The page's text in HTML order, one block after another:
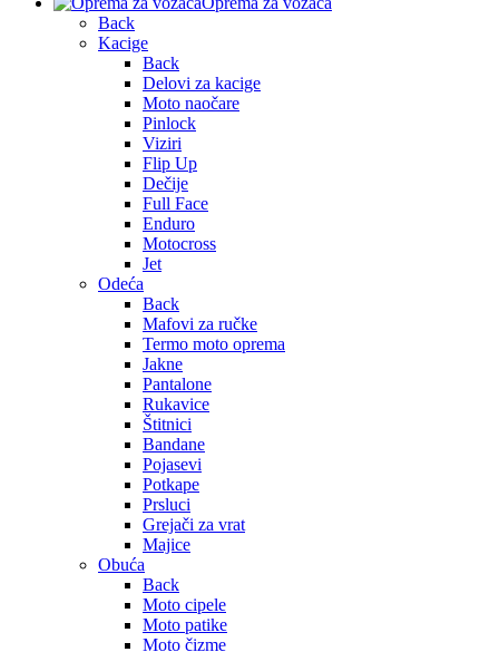
Back
Kacige
Back
Delovi za kacige
Moto naočare
Pinlock
Viziri
Flip Up
Dečije
Full Face
Enduro
Motocross
Jet
Odeća
Back
Mafovi za ručke
Termo moto oprema
Jakne
Pantalone
Rukavice
Štitnici
Bandane
Pojasevi
Potkape
Prsluci
Grejači za vrat
Majice
Obuća
Back
Moto cipele
Moto patike
Moto čizme